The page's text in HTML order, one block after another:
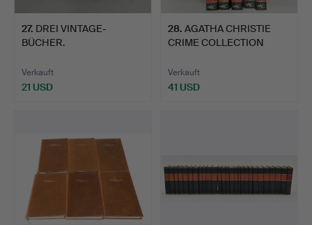
27. DREI VINTAGE-
BÜCHER.
Verkauft
21 USD
28. AGATHA CHRISTIE
CRIME COLLECTION
Verkauft
41 USD